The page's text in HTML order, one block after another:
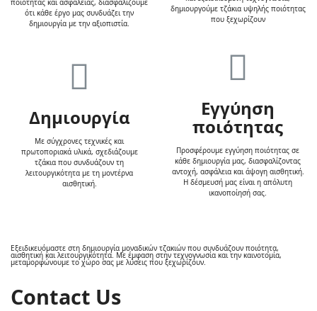
ότι κάθε έργο μας συνδυάζει την
δημιουργία με την αξιοπιστία.
δημιουργούμε τζάκια υψηλής ποιότητας
που ξεχωρίζουν
Δημιουργία
Με σύγχρονες τεχνικές και
πρωτοποριακά υλικά, σχεδιάζουμε
τζάκια που συνδυάζουν τη
λειτουργικότητα με τη μοντέρνα
αισθητική.
Εγγύηση
ποιότητας
Προσφέρουμε εγγύηση ποιότητας σε
κάθε δημιουργία μας, διασφαλίζοντας
αντοχή, ασφάλεια και άψογη αισθητική.
Η δέσμευσή μας είναι η απόλυτη
ικανοποίησή σας.
Εξειδικευόμαστε στη δημιουργία μοναδικών τζακιών που συνδυάζουν ποιότητα,
αισθητική και λειτουργικότητα. Με έμφαση στην τεχνογνωσία και την καινοτομία,
μεταμορφώνουμε το χώρο σας με λύσεις που ξεχωρίζουν.
Contact Us